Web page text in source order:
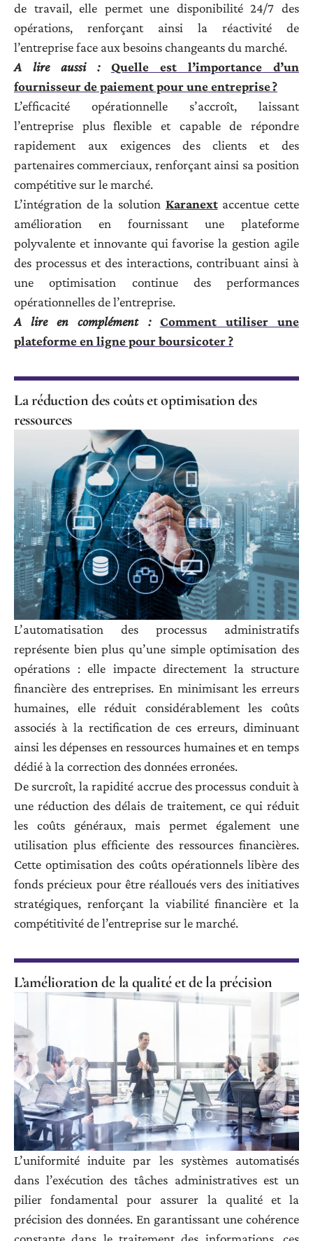
de travail, elle permet une disponibilité 24/7 des
opérations, renforçant ainsi la réactivité de
l’entreprise face aux besoins changeants du marché.
A lire aussi :
Quelle est l’importance d’un
fournisseur de paiement pour une entreprise ?
L’efficacité opérationnelle s’accroît, laissant
l’entreprise plus flexible et capable de répondre
rapidement aux exigences des clients et des
partenaires commerciaux, renforçant ainsi sa position
compétitive sur le marché.
L’intégration de la solution Karanextaccentue cette
amélioration en fournissant une plateforme
polyvalente et innovante qui favorise la gestion agile
des processus et des interactions, contribuant ainsi à
une optimisation continue des performances
opérationnelles de l’entreprise.
A lire en complément :
Comment utiliser une
plateforme en ligne pour boursicoter ?
La réduction des coûts et optimisation des
ressources
L’automatisation des processus administratifs
représente bien plus qu’une simple optimisation des
opérations : elle impacte directement la structure
financière des entreprises. En minimisant les erreurs
humaines, elle réduit considérablement les coûts
associés à la rectification de ces erreurs, diminuant
ainsi les dépenses en ressources humaines et en temps
dédié à la correction des données erronées.
De surcroît, la rapidité accrue des processus conduit à
une réduction des délais de traitement, ce qui réduit
les coûts généraux, mais permet également une
utilisation plus efficiente des ressources financières.
Cette optimisation des coûts opérationnels libère des
fonds précieux pour être réalloués vers des initiatives
stratégiques, renforçant la viabilité financière et la
compétitivité de l’entreprise sur le marché.
L’amélioration de la qualité et de la précision
L’uniformité induite par les systèmes automatisés
dans l’exécution des tâches administratives est un
pilier fondamental pour assurer la qualité et la
précision des données. En garantissant une cohérence